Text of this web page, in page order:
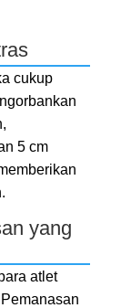
cukup
5 cm
yang
atlet